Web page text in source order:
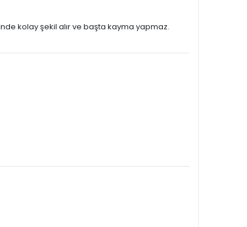
kolay şekil alır ve başta kayma yapmaz.